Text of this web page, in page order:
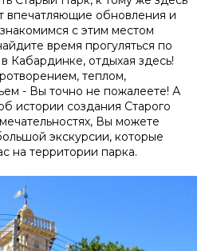
впечатляющие обновления и
с этим местом
время прогуляться по
Кабардинке, отдыхая здесь!
теплом,
- Вы точно не пожалеете! А
истории создания Старого
Вы можете
экскурсии, которые
на территории парка.